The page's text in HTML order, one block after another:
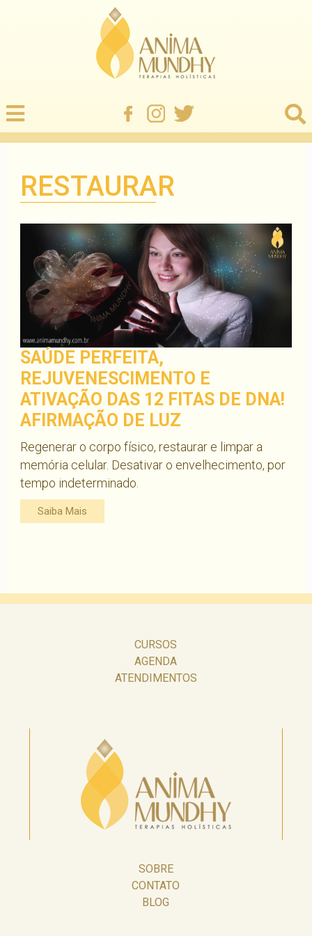
RESTAURAR
SAÚDE PERFEITA,
REJUVENESCIMENTO E
ATIVAÇÃO DAS 12 FITAS DE DNA!
AFIRMAÇÃO DE LUZ
Regenerar o corpo físico, restaurar e limpar a
memória celular. Desativar o envelhecimento, por
tempo indeterminado.
Saiba Mais
CURSOS
AGENDA
ATENDIMENTOS
SOBRE
CONTATO
BLOG